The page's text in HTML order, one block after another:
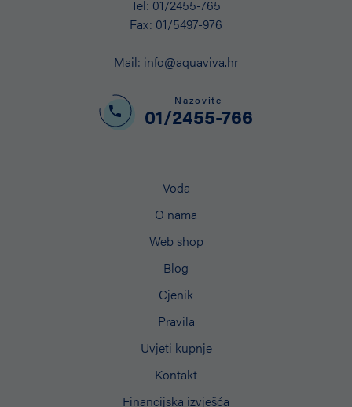
Tel: 01/2455-765
Fax: 01/5497-976
Mail: info@aquaviva.hr
Nazovite
01/2455-766
Voda
O nama
Web shop
Blog
Cjenik
Pravila
Uvjeti kupnje
Kontakt
Financijska izvješća